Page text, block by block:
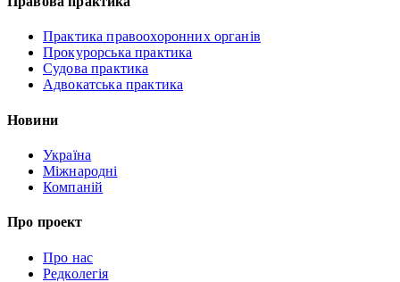
Практика правоохоронних органів
Прокурорська практика
Судова практика
Адвокатська практика
Новини
Україна
Міжнародні
Компаній
Про проект
Про нас
Редколегія